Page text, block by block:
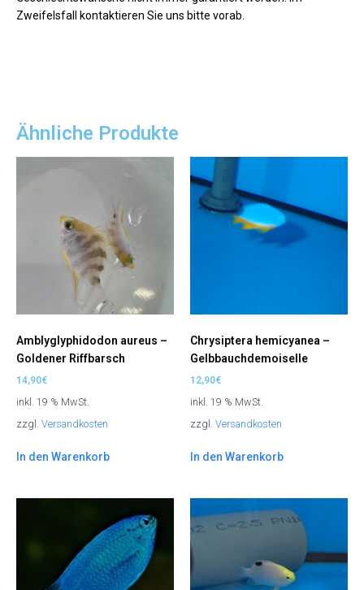
Zweifelsfall kontaktieren Sie uns bitte vorab.
Ähnliche Produkte
Amblyglyphidodon aureus –
Goldener Riffbarsch
14,90€
inkl. 19 % MwSt.
zzgl. Versandkosten
In den Warenkorb
Chrysiptera hemicyanea –
Gelbbauchdemoiselle
12,90€
inkl. 19 % MwSt.
zzgl. Versandkosten
In den Warenkorb